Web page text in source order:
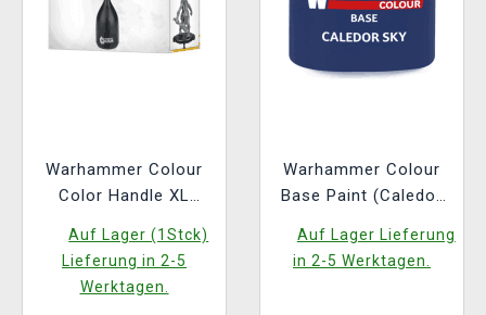
Warhammer Colour
Color Handle XL
Auf Lager (1Stck)
Lieferung in 2-5
Werktagen.
Warhammer Colour
Base Paint (Caledor
Blau
Auf Lager Lieferung
in 2-5 Werktagen.